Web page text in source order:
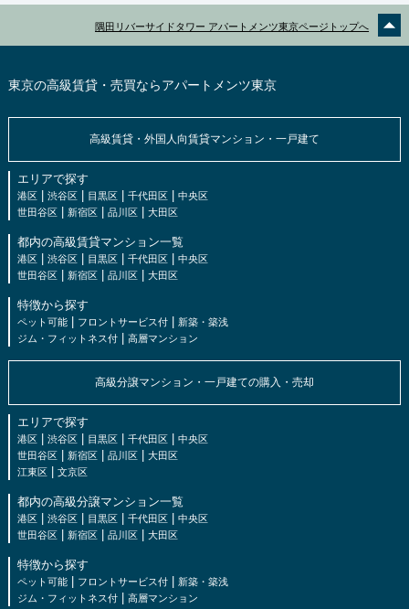
隅田リバーサイドタワー アパートメンツ東京ページトップへ
東京の高級賃貸・売買ならアパートメンツ東京
高級賃貸・外国人向賃貸マンション・一戸建て
エリアで探す
港区| 渋谷区| 目黒区| 千代田区|
中央区
世田谷区| 新宿区| 品川区| 大田区
都内の高級賃貸マンション一覧
港区| 渋谷区| 目黒区| 千代田区|
中央区
世田谷区| 新宿区| 品川区| 大田区
特徴から探す
ペット可能| フロントサービス付|
新築・築浅
ジム・フィットネス付| 高層マンション
高級分譲マンション・一戸建ての購入・売却
エリアで探す
港区| 渋谷区| 目黒区| 千代田区|
中央区
世田谷区| 新宿区| 品川区|
大田区
江東区| 文京区
都内の高級分譲マンション一覧
港区| 渋谷区| 目黒区| 千代田区|
中央区
世田谷区| 新宿区| 品川区| 大田区
特徴から探す
ペット可能| フロントサービス付|
新築・築浅
ジム・フィットネス付| 高層マンション